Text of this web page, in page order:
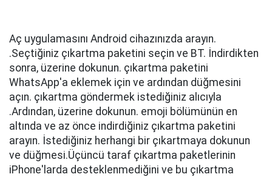
Aç uygulamasını Android cihazınızda arayın.
.Seçtiğiniz çıkartma paketini seçin ve BT. İndirdikten
sonra, üzerine dokunun. çıkartma paketini
WhatsApp'a eklemek için ve ardından düğmesini
açın. çıkartma göndermek istediğiniz alıcıyla
.Ardından, üzerine dokunun. emoji bölümünün en
altında ve az önce indirdiğiniz çıkartma paketini
arayın. İstediğiniz herhangi bir çıkartmaya dokunun
ve düğmesi.Üçüncü taraf çıkartma paketlerinin
iPhone'larda desteklenmediğini ve bu çıkartma